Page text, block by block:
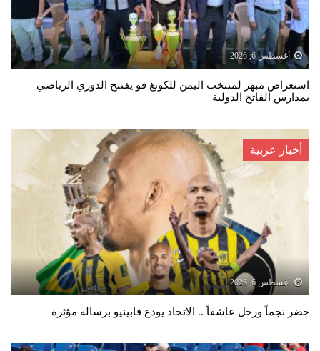
أغسطس 6, 2026
استعراض مبهر لمنتخب اليمن للكونغ فو يفتتح الدوري الرياضي
بمدارس الفاتح الدولية
أخبار عربية
أغسطس 6, 2026
حضر نجماً ورحل عاشقاً .. الاتحاد يودع فابينيو برسالة مؤثرة